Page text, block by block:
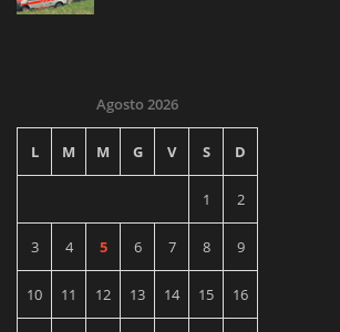
Agosto 2026
L M M G V S D
1 2
3 4 5 6 7 8 9
10 11 12 13 14 15 16